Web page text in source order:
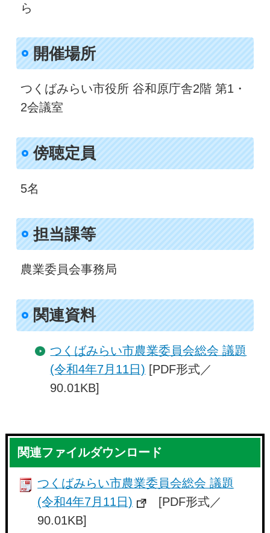
ら
開催場所
つくばみらい市役所 谷和原庁舎2階 第1・
2会議室
傍聴定員
5名
担当課等
農業委員会事務局
関連資料
つくばみらい市農業委員会総会 議題
(令和4年7月11日) [PDF形式／
90.01KB]
関連ファイルダウンロード
つくばみらい市農業委員会総会 議題
(令和4年7月11日)
[PDF形式／
90.01KB]